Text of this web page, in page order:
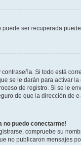
puede ser recuperada
Si todo está
se le darán para activar
de registro. Si se le
de que la dirección de
no puedo conectarme!
compruebe su
no publicaron mensajes